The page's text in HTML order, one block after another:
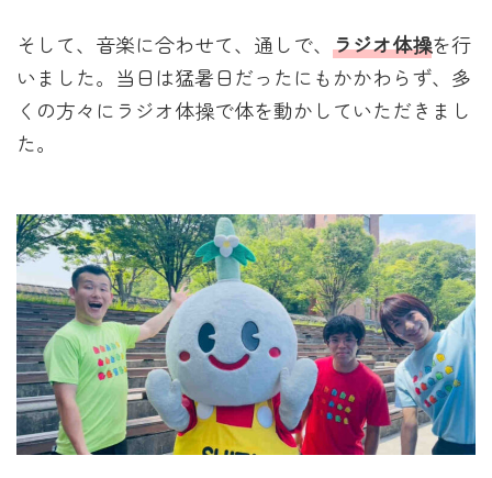
そして、音楽に合わせて、通しで、 ラジオ体操を行
いました。当日は猛暑日だったにもかかわらず、多
くの方々にラジオ体操で体を動かしていただきまし
た。